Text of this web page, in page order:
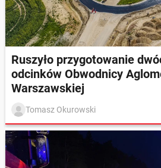
Ruszyło przygotowanie
odcinków Obwodnicy
Warszawskiej
Tomasz Okurowski